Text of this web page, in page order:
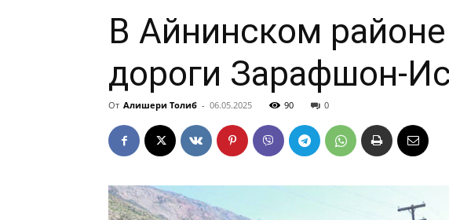
В Айнинском
дороги Зарафшон-
От Алишери Толиб - 06.05.2025 90 0